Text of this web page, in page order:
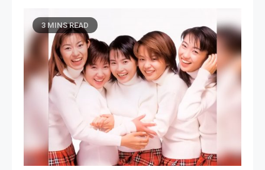
3 MINS READ